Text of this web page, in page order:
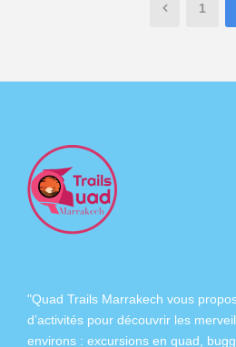
1
"Quad Trails Marrakech vous
d’activités pour découvrir les
environs : excursions en quad